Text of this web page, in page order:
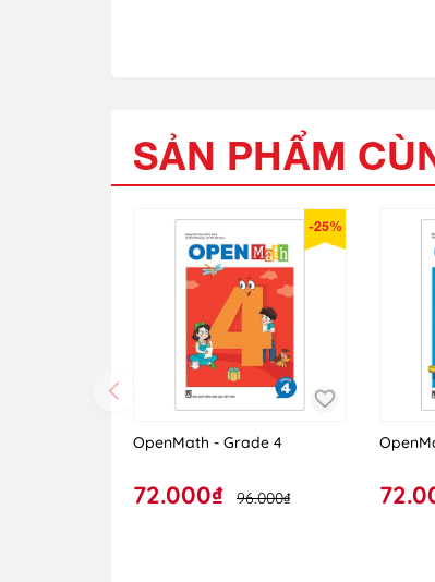
6. Ra quyết định và giải quyết vấn đề
7. Tư duy và học tập
9. Thấu hiểu cha mẹ
10. Hiểu về quyền con người
HÃY MUA TRỌN BỘ 10 CUỐN ĐỂ GIÚP
Bộ sách được phát hành tại Hệ thống
SẢN PHẨM
-25%
OpenMath - Grade 4
72.000₫ 96.000₫